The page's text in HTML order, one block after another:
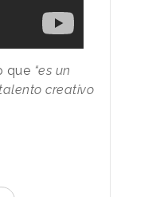
que “es un
creativo